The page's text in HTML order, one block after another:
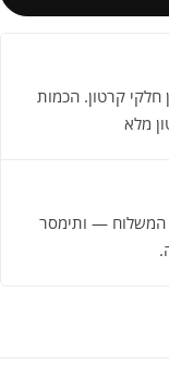
חלקי קרטון. הכמות
מלא
המשלוח — ותימסר